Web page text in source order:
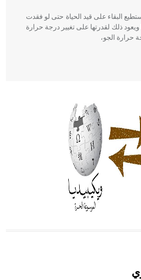
البقاء على قيد الحياة حتى لو فقدت
ذلك لقدرتها على تغيير درجة حرارة
حرارة الجو،
التغذية، ورسالته في جروح الرأس. ويعود
من الدين والفلسفة.
إفراز حيواني يتكون في البحر ويتركب
وهو أحمر أو شديد الحمرة وهو
بكبر الحجم ويسمى الش
فرنسية اللفظ تم اعتمادها مصطلحاً